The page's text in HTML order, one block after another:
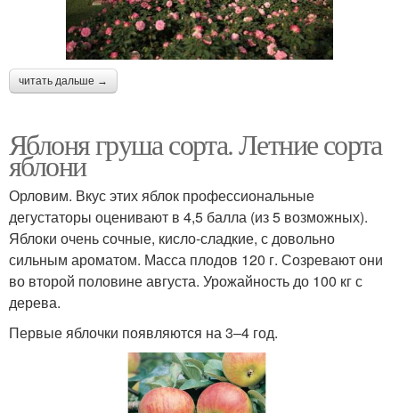
читать дальше →
Яблоня груша сорта. Летние сорта
яблони
Орловим. Вкус этих яблок профессиональные
дегустаторы оценивают в 4,5 балла (из 5 возможных).
Яблоки очень сочные, кисло-сладкие, с довольно
сильным ароматом. Масса плодов 120 г. Созревают они
во второй половине августа. Урожайность до 100 кг с
дерева.
Первые яблочки появляются на 3–4 год.